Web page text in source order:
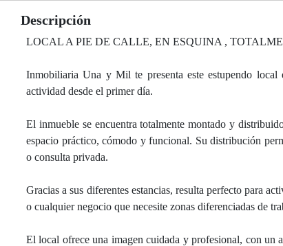
Descripción
LOCAL A PIE DE CALLE, EN ESQUINA ,
Inmobiliaria Una y Mil te presenta este estupendo
actividad desde el primer día.
El inmueble se encuentra totalmente montado y
espacio práctico, cómodo y funcional. Su distribución
o consulta privada.
Gracias a sus diferentes estancias, resulta perfecto para
o cualquier negocio que necesite zonas diferenciadas de
El local ofrece una imagen cuidada y profesional, con un